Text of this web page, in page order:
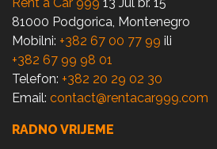
81000 Podgorica, Montenegro
Mobilni: +382 67 00 77 99 ili
+382 67 99 98 01
Telefon: +382 20 29 02 30
Email: contact@rentacar999.com
RADNO VRIJEME